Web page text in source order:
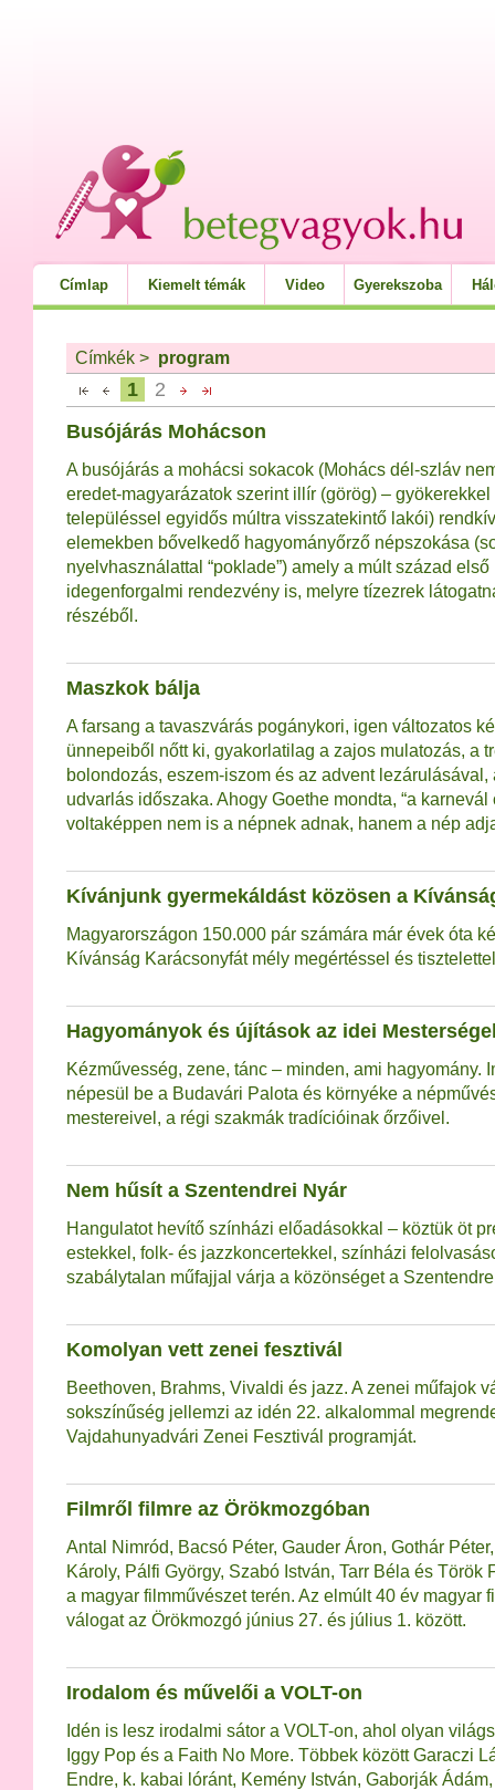
Címlap Kiemelt témák Video Gyerekszoba
Címkék > program
1
2
Busójárás Mohácson
A busójárás a mohácsi sokacok (Mohács dél-szláv
eredet-magyarázatok szerint illír (görög) –
településsel egyidős múltra visszatekintő lakói)
elemekben bővelkedő hagyományőrző népszokása
nyelvhasználattal “poklade”) amely a múlt század
idegenforgalmi rendezvény is, melyre tízezrek
részéből.
Maszkok bálja
A farsang a tavaszvárás pogánykori, igen változatos
ünnepeiből nőtt ki, gyakorlatilag a zajos mulatozás, a
bolondozás, eszem-iszom és az advent lezárulásával,
udvarlás időszaka. Ahogy Goethe mondta, “a
voltaképpen nem is a népnek adnak, hanem a nép
Kívánjunk gyermekáldást közösen a
Magyarországon 150.000 pár számára már évek óta
Kívánság Karácsonyfát mély megértéssel és
Hagyományok és újítások az idei
Kézművesség, zene, tánc – minden, ami hagyomány.
népesül be a Budavári Palota és környéke a
mestereivel, a régi szakmák tradícióinak őrzőivel.
Nem hűsít a Szentendrei Nyár
Hangulatot hevítő színházi előadásokkal – köztük öt
estekkel, folk- és jazzkoncertekkel, színházi
szabálytalan műfajjal várja a közönséget a
Komolyan vett zenei fesztivál
Beethoven, Brahms, Vivaldi és jazz. A zenei műfajok
sokszínűség jellemzi az idén 22. alkalommal
Vajdahunyadvári Zenei Fesztivál programját.
Filmről filmre az Örökmozgóban
Antal Nimród, Bacsó Péter, Gauder Áron, Gothár
Károly, Pálfi György, Szabó István, Tarr Béla és Török
a magyar filmművészet terén. Az elmúlt 40 év magyar
válogat az Örökmozgó június 27. és július 1. között.
Irodalom és művelői a VOLT-on
Idén is lesz irodalmi sátor a VOLT-on, ahol olyan
Iggy Pop és a Faith No More. Többek között Garaczi
Endre, k. kabai lóránt, Kemény István, Gaborják